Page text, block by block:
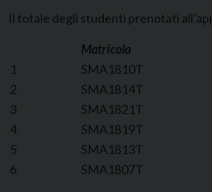
Il totale degli studenti prenotati
Matricola
1
SMA1810T
2
SMA1814T
3
SMA1821T
4
SMA1819T
5
SMA1813T
6
SMA1807T